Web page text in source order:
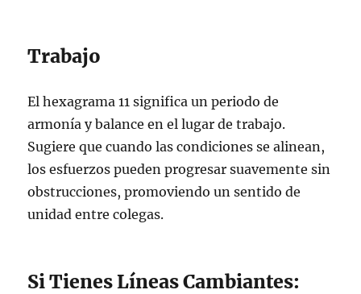
Trabajo
El hexagrama 11 significa un periodo de
armonía y balance en el lugar de trabajo.
Sugiere que cuando las condiciones se alinean,
los esfuerzos pueden progresar suavemente sin
obstrucciones, promoviendo un sentido de
unidad entre colegas.
Si Tienes Líneas Cambiantes: